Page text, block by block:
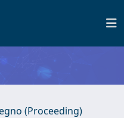
(Proceeding)